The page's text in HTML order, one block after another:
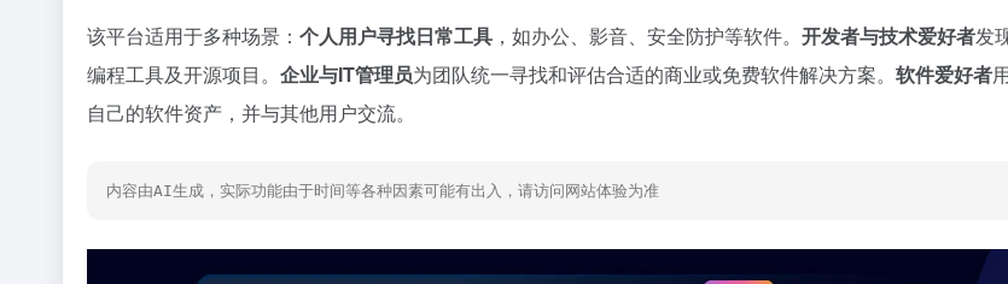
该平台适用于多种场景： 个人用户寻找日常工具 ，如办公、影音、安全防护等软件。 开发者与技术爱好者发
编程工具及开源项目。 企业与IT管理员为团队统一寻找和评估合适的商业或免费软件解决方案。 软件爱好者
自己的软件资产，并与其他用户交流。
内容由AI生成，实际功能由于时间等各种因素可能有出入，请访问网站体验为准